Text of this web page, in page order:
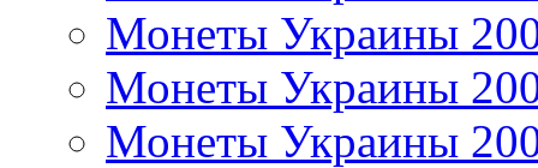
Монеты Украины
Монеты Украины
Монеты Украины